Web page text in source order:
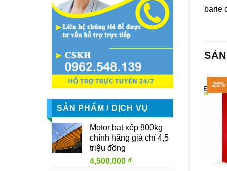
SẢN PHẨM / DỊCH VỤ
Motor bạt xếp 800kg
chính hãng giá chỉ 4,5
triệu đồng
4,500,000 ₫
barie
-20%